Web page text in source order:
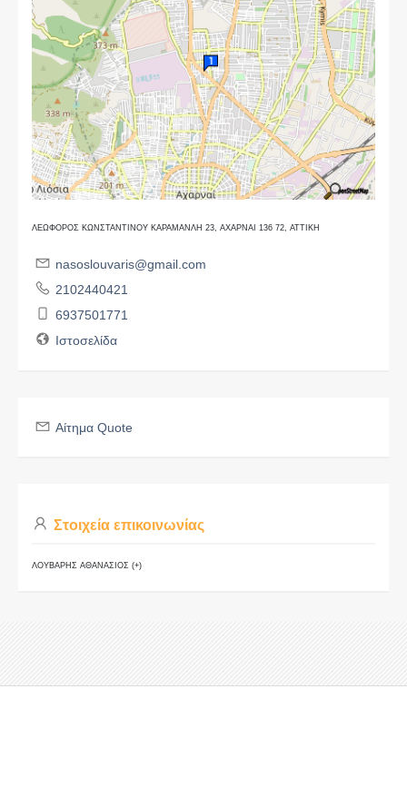
ΛΕΩΦΟΡΟΣ ΚΩΝΣΤΑΝΤΙΝΟΥ ΚΑΡΑΜΑΝΛΗ 23, ΑΧΑΡΝΑΙ 136 72, ΑΤΤΙΚΗ
nasoslouvaris@gmail.com
2102440421
6937501771
Ιστοσελίδα
Αίτημα Quote
Στοιχεία επικοινωνίας
ΛΟΥΒΑΡΗΣ ΑΘΑΝΑΣΙΟΣ (+)